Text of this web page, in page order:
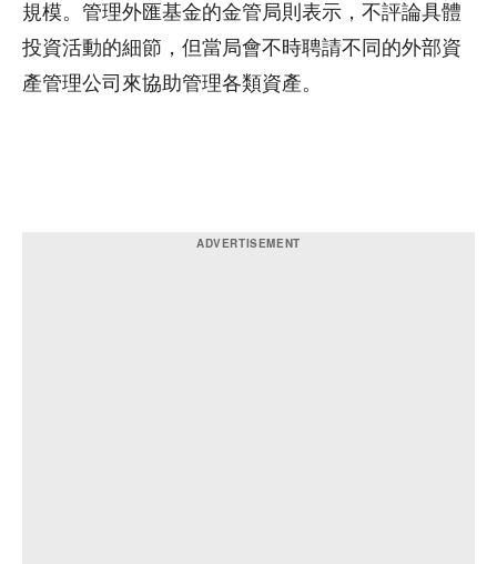
規模。管理外匯基金的金管局則表示，不評論具體
投資活動的細節，但當局會不時聘請不同的外部資
產管理公司來協助管理各類資產。